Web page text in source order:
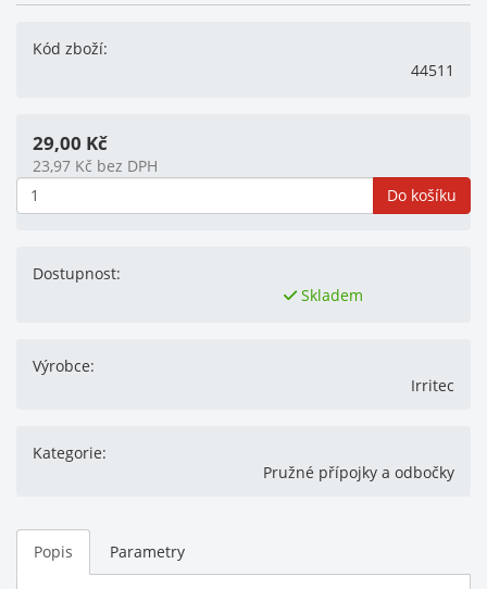
Kód zboží:
44511
29,00 Kč
23,97 Kč bez DPH
Do košíku
Dostupnost:
Skladem
Výrobce:
Irritec
Kategorie:
Pružné přípojky a odbočky
Popis Parametry